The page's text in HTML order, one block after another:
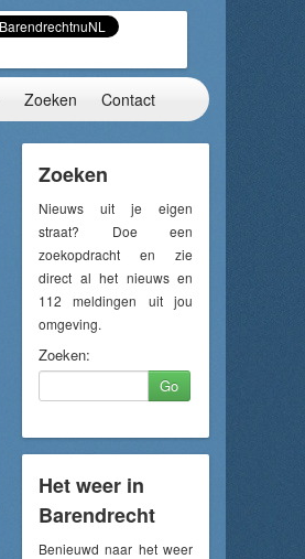
Zoeken Contact
Zoeken
Nieuws uit je eigen
straat? Doe een
zoekopdracht en zie
direct al het nieuws en
112 meldingen uit jou
omgeving.
Zoeken:
Go
Het weer in
Barendrecht
Benieuwd naar het weer